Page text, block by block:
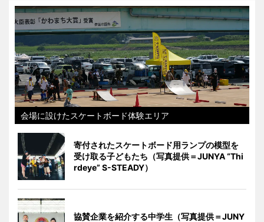
会場に設けたスケートボード体験エリア
寄付されたスケートボード用ランプの模型を
受け取る子どもたち（写真提供＝JUNYA “Thi
rdeye” S-STEADY）
協賛企業を紹介する中学生（写真提供＝JUNY